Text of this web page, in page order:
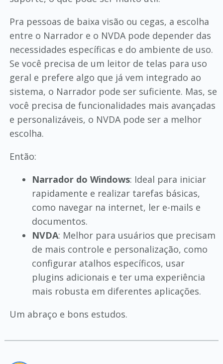
Pra pessoas de baixa visão ou cegas, a escolha
entre o Narrador e o NVDA pode depender das
necessidades específicas e do ambiente de uso.
Se você precisa de um leitor de telas para uso
geral e prefere algo que já vem integrado ao
sistema, o Narrador pode ser suficiente. Mas, se
você precisa de funcionalidades mais avançadas
e personalizáveis, o NVDA pode ser a melhor
escolha.
Então:
Narrador do Windows: Ideal para iniciar
rapidamente e realizar tarefas básicas,
como navegar na internet, ler e-mails e
documentos.
NVDA: Melhor para usuários que precisam
de mais controle e personalização, como
configurar atalhos específicos, usar
plugins adicionais e ter uma experiência
mais robusta em diferentes aplicações.
Um abraço e bons estudos.